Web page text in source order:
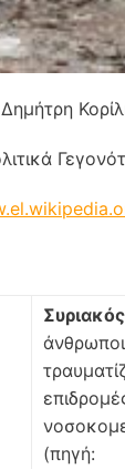
(πηγή: